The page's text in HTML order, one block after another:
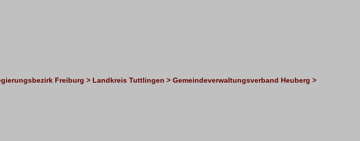
Freiburg > Landkreis Tuttlingen > Gemeindeverwaltungsverband Heuberg >